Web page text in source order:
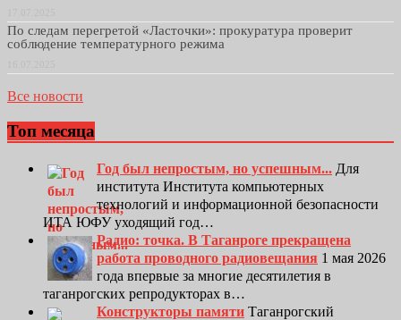
По следам перегретой «Ласточки»: прокуратура проверит
соблюдение температурного режима
Все новости
Топ месяца
Год был непростым, но успешным... Для
института Института компьютерных
технологий и информационной безопасности
ИТА ЮФУ уходящий год…
Радио: точка. В Таганроге прекращена
работа проводного радиовещания 1 мая 2026
года впервые за многие десятилетия в
таганрогских репродукторах в…
Конструкторы памяти Таганрогский